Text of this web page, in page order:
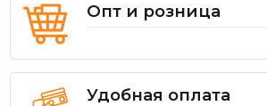
Опт и розница
Удобная оплата